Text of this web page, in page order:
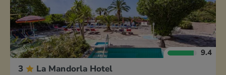
9.4
3 La Mandorla Hotel